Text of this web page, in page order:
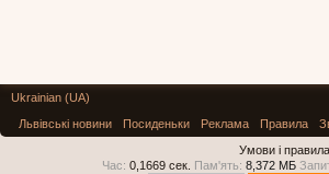
Ukrainian (UA)
Львівські новини
Посиденьки Реклама Правила
Умови і правила
Час: 0,1669 сек. Пам'ять: 8,372 МБ